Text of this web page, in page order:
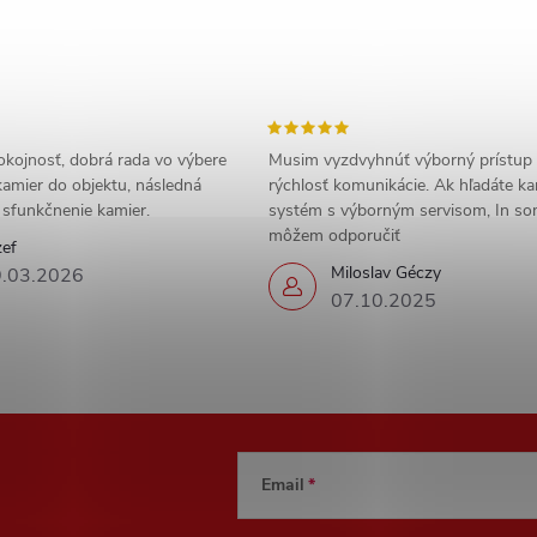
dobrá rada vo výbere
do objektu, následná
kamier.
Miloslav Géczy
07.10.2025
Musim vyzdvyhnúť výborný prístup
rýchlosť komunikácie. Ak hľadáte
systém s výborným servisom, In
môžem odporučiť
Email